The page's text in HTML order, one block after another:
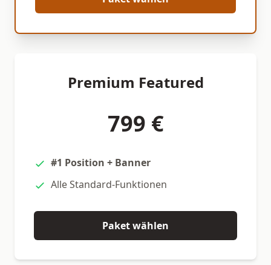
Premium Featured
799 €
#1 Position + Banner
Alle Standard-Funktionen
Paket wählen